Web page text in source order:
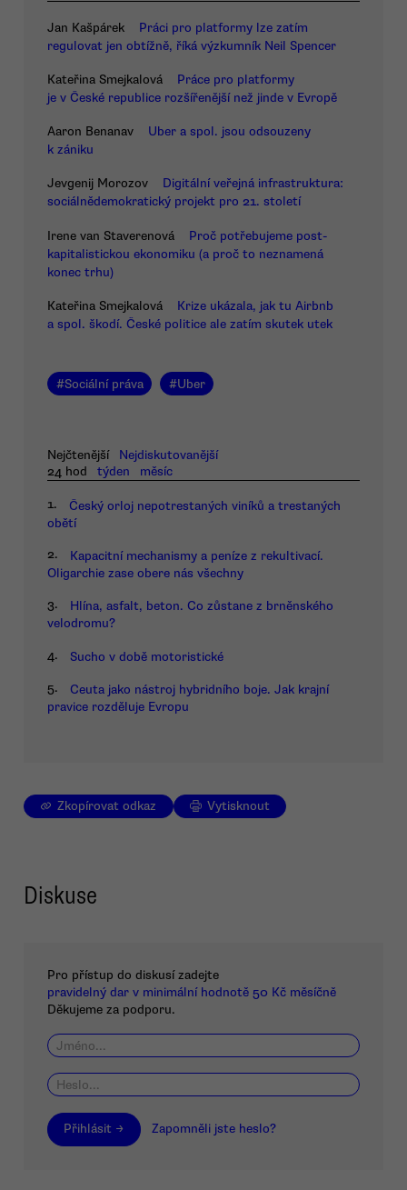
Jan Kašpárek
Práci pro platformy lze zatím
regulovat jen obtížně, říká výzkumník Neil Spencer
Kateřina Smejkalová
Práce pro platformy
je v České republice rozšířenější než jinde v Evropě
Aaron Benanav
Uber a spol. jsou odsouzeny
k zániku
Jevgenij Morozov
Digitální veřejná infrastruktura:
sociálnědemokratický projekt pro 21. století
Irene van Staverenová
Proč potřebujeme post-
kapitalistickou ekonomiku (a proč to neznamená
konec trhu)
Kateřina Smejkalová
Krize ukázala, jak tu Airbnb
a spol. škodí. České politice ale zatím skutek utek
#Sociální práva #Uber
Nejčtenější
Nejdiskutovanější
24 hod
týden měsíc
1.
Český orloj nepotrestaných viníků a trestaných
obětí
2.
Kapacitní mechanismy a peníze z rekultivací.
Oligarchie zase obere nás všechny
3.
Hlína, asfalt, beton. Co zůstane z brněnského
velodromu?
4. Sucho v době motoristické
5.
Ceuta jako nástroj hybridního boje. Jak krajní
pravice rozděluje Evropu
Zkopírovat odkaz Vytisknout
Diskuse
Pro přístup do diskusí zadejte
pravidelný dar v minimální hodnotě 50 Kč měsíčně
Děkujeme za podporu.
Přihlásit → Zapomněli jste heslo?